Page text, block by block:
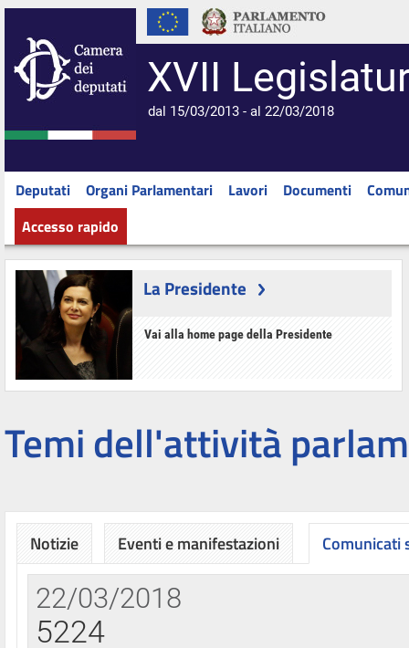
XVII
dal 15/03/2013 - al 22/03/2018
Deputati Organi Parlamentari Lavori Documenti
Accesso rapido
La Presidente
Vai alla home page della Presidente
Temi dell'attività
Notizie Eventi e manifestazioni Comunicati
22/03/2018
5224